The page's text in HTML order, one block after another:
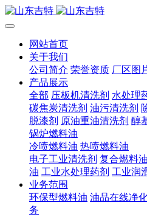
网站首页
关于我们
公司简介 荣誉资质 厂区图
产品展示
全部 压板机清洗剂 水处理
碳焦炭清洗剂 油污清洗剂
脱漆剂 原油重油清洗剂 醇
锅炉燃料油
冷喷燃料油 热喷燃料油
电子工业清洗剂 复合燃料油
油 工业水处理药剂 工业润
业务范围
环保型燃料油 油品在线净
务